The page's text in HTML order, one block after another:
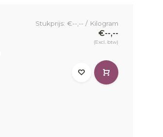
Stukprijs: €--,-- / Kilogram
€--,--
(Excl. btw)